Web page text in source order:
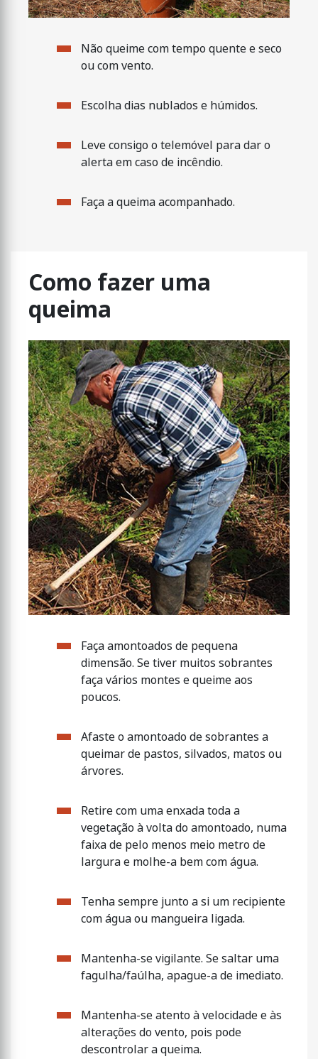
Não queime com tempo quente e seco
ou com vento.
Escolha dias nublados e húmidos.
Leve consigo o telemóvel para dar o
alerta em caso de incêndio.
Faça a queima acompanhado.
Como fazer uma
queima
Faça amontoados de pequena
dimensão. Se tiver muitos sobrantes
faça vários montes e queime aos
poucos.
Afaste o amontoado de sobrantes a
queimar de pastos, silvados, matos ou
árvores.
Retire com uma enxada toda a
vegetação à volta do amontoado, numa
faixa de pelo menos meio metro de
largura e molhe-a bem com água.
Tenha sempre junto a si um recipiente
com água ou mangueira ligada.
Mantenha-se vigilante. Se saltar uma
fagulha/faúlha, apague-a de imediato.
Mantenha-se atento à velocidade e às
alterações do vento, pois pode
descontrolar a queima.